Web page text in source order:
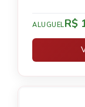
ALUGUELR$